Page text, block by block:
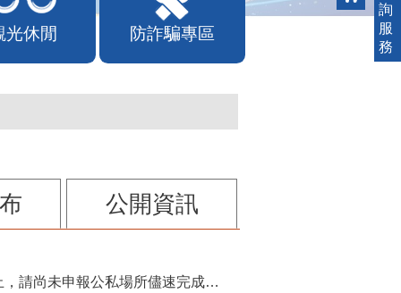
光休閒 防詐騙專區
公開資訊
115年第2季固定源空污費申報已於7月底截止，請尚未申報公私場所儘速完成申繳，以免面臨滯納金及罰鍰!
詢
服
務